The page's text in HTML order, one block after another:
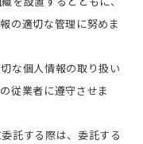
の適切な管理に努めま
な個人情報の取り扱い
従業者に遵守させま
託する際は、委託する